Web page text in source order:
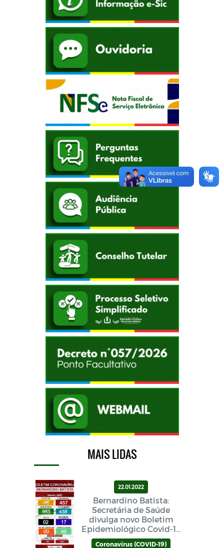
MAIS LIDAS
22.01.2022
Bernardino Batista:
Secretária de Saúde
divulga novo Boletim
Epidemiológico Covid-19
neste sábado (22/01)
Coronavírus (COVID-19)